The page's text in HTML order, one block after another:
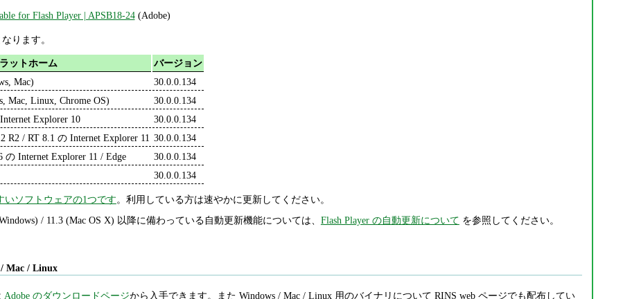
for Flash Player | APSB18-24(Adobe)
ります。
ットホーム
バージョン
Mac)
30.0.0.134
Mac, Linux, Chrome OS)
30.0.0.134
Explorer 10
30.0.0.134
R2 / RT 8.1 の Internet Explorer 11 30.0.0.134
の Internet Explorer 11 / Edge
30.0.0.134
30.0.0.134
いソフトウェアの1つです。利用している方は速やかに更新してください。
/ 11.3 (Mac OS X) 以降に備わっている自動更新機能については、 Flash Player の自動更新について を参照してください。
Mac / Linux
Adobe のダウンロードページから入手できます。また Windows / Mac / Linux 用のバイナリについて RINS web ページでも配布してい